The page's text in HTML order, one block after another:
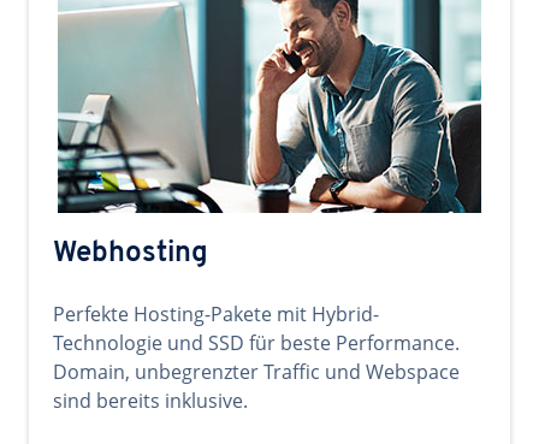
Webhosting
Perfekte Hosting-Pakete mit Hybrid-
Technologie und SSD für beste Performance.
Domain, unbegrenzter Traffic und Webspace
sind bereits inklusive.